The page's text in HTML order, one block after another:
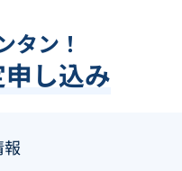
タン！
申し込み